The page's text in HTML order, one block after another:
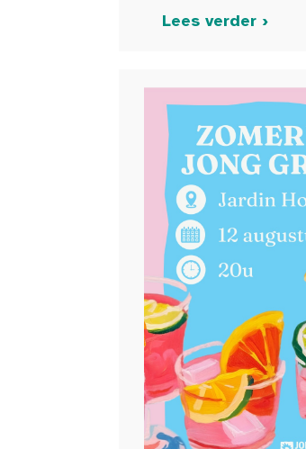
Lees verder ›